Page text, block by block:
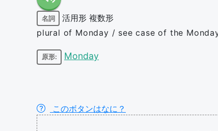
名詞 活用形 複数形
plural of Monday / see case of the
原形: Monday
このボタンはなに？